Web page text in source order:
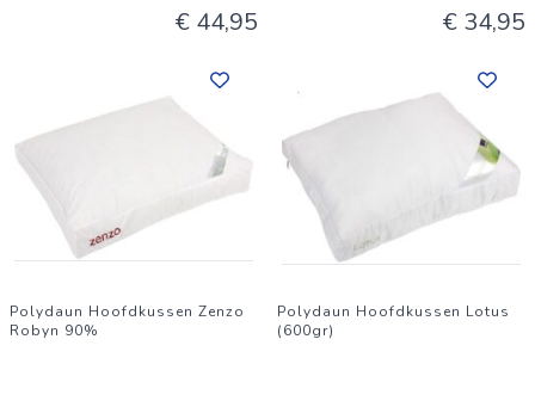
€ 44,95 € 34,95
Polydaun Hoofdkussen Zenzo
Robyn 90%
Polydaun Hoofdkussen Lotus
(600gr)